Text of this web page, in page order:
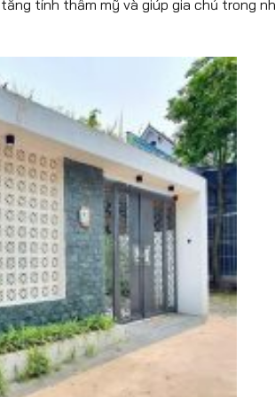
tính thẩm mỹ và giúp gia chủ trong